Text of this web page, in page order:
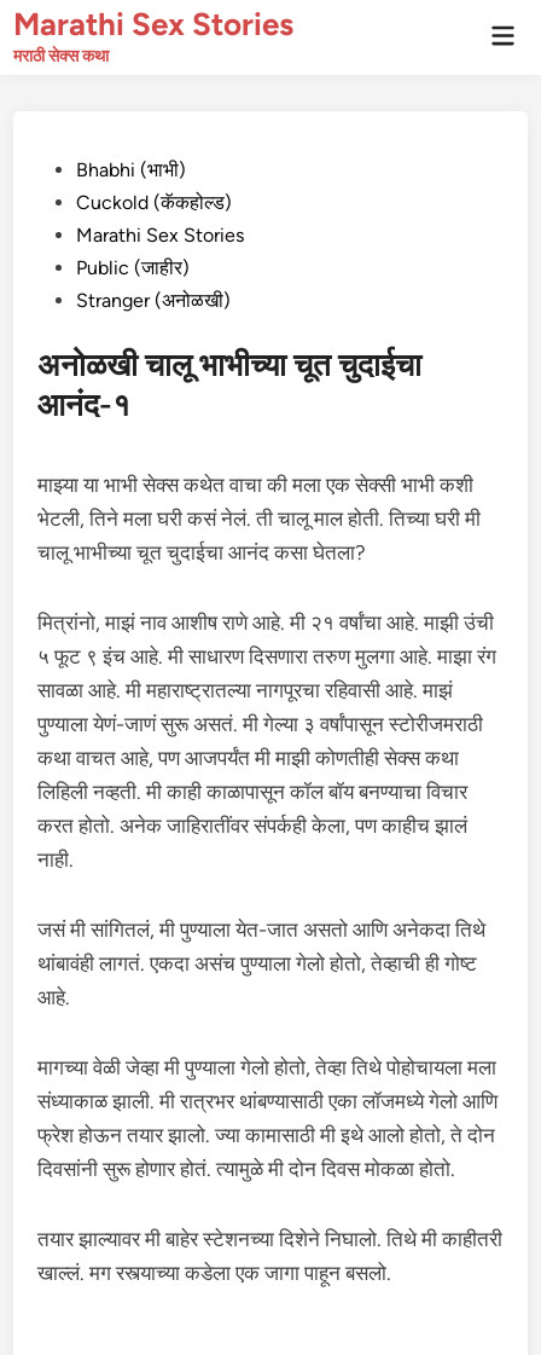
Skip
toMarathi Sex Stories
मराठी सेक्स कथा
PostedBhabhi (भाभी)
Cuckold (कॅकहोल्ड)
Marathi Sex Stories
Public (जाहीर)
Stranger (अनोळखी)
अनोळखी चालू भाभीच्या चूत चुदाईचा
आनंद-१
माझ्या या भाभी सेक्स कथेत वाचा की मला एक सेक्सी भाभी कशी
भेटली, तिने मला घरी कसं नेलं. ती चालू माल होती. तिच्या घरी मी
चालू भाभीच्या चूत चुदाईचा आनंद कसा घेतला?
मित्रांनो, माझं नाव आशीष राणे आहे. मी २१ वर्षांचा आहे. माझी उंची
५ फूट ९ इंच आहे. मी साधारण दिसणारा तरुण मुलगा आहे. माझा रंग
सावळा आहे. मी महाराष्ट्रातल्या नागपूरचा रहिवासी आहे. माझं
पुण्याला येणं-जाणं सुरू असतं. मी गेल्या ३ वर्षांपासून स्टोरीजमराठी
कथा वाचत आहे, पण आजपर्यंत मी माझी कोणतीही सेक्स कथा
लिहिली नव्हती. मी काही काळापासून कॉल बॉय बनण्याचा विचार
करत होतो. अनेक जाहिरातींवर संपर्कही केला, पण काहीच झालं
नाही.
जसं मी सांगितलं, मी पुण्याला येत-जात असतो आणि अनेकदा तिथे
थांबावंही लागतं. एकदा असंच पुण्याला गेलो होतो, तेव्हाची ही गोष्ट
आहे.
मागच्या वेळी जेव्हा मी पुण्याला गेलो होतो, तेव्हा तिथे पोहोचायला मला
संध्याकाळ झाली. मी रात्रभर थांबण्यासाठी एका लॉजमध्ये गेलो आणि
फ्रेश होऊन तयार झालो. ज्या कामासाठी मी इथे आलो होतो, ते दोन
दिवसांनी सुरू होणार होतं. त्यामुळे मी दोन दिवस मोकळा होतो.
तयार झाल्यावर मी बाहेर स्टेशनच्या दिशेने निघालो. तिथे मी काहीतरी
खाल्लं. मग रस्त्याच्या कडेला एक जागा पाहून बसलो.